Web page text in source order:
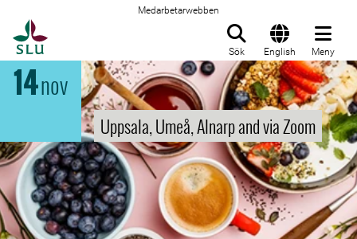
Medarbetarwebben
Sök English Meny
14nov
Uppsala, Umeå, Alnarp and via Zoom